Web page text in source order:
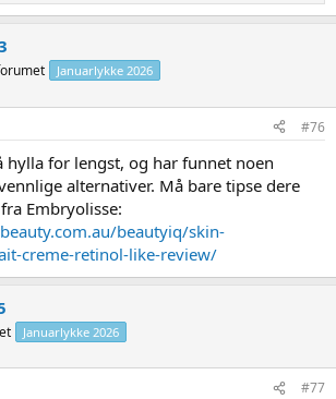
måter: - Lokalt på kvisene for å tørke dem ut
i uken for å rense huden.- Som daglig rens.
Januarlykke 2026
#76
hylla for lengst, og har funnet noen
alternativer. Må bare tipse dere
Embryolisse:
beautyiq/skin-
creme-retinol-like-review/
Januarlykke 2026
#77